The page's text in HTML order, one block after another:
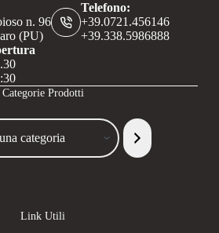
n. 96
(PU)
Telefono:
+39.0721.456146
+39.338.5986888
Categorie Prodotti
Link Utili